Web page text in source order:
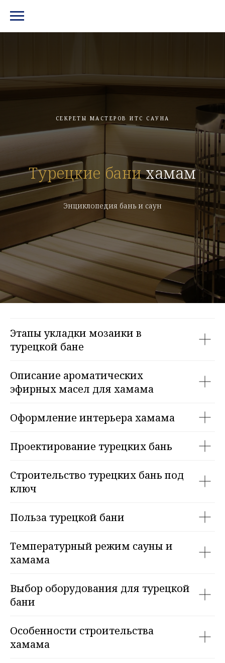
СЕКРЕТЫ МАСТЕРОВ ИТС САУНА
Турецкие банихамам
Энциклопедия бань и саун
Этапы укладки мозаики в
турецкой бане
Описание ароматических
эфирных масел для хамама
Оформление интерьера хамама
Проектирование турецких бань
Строительство турецких бань под
ключ
Польза турецкой бани
Температурный режим сауны и
хамама
Выбор оборудования для турецкой
бани
Особенности строительства
хамама